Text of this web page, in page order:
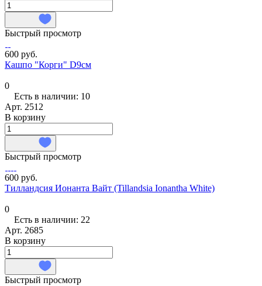
Быстрый просмотр
600 руб.
Кашпо "Корги" D9см
0
Есть в наличии: 10
Арт. 2512
В корзину
Быстрый просмотр
600 руб.
Тилландсия Ионанта Вайт (Tillandsia Ionantha White)
0
Есть в наличии: 22
Арт. 2685
В корзину
Быстрый просмотр